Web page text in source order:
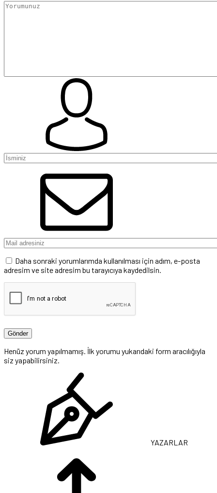
Daha sonraki yorumlarımda kullanılması için adım, e-posta
adresim ve site adresim bu tarayıcıya kaydedilsin.
Henüz yorum yapılmamış. İlk yorumu yukarıdaki form aracılığıyla
siz yapabilirsiniz.
YAZARLAR